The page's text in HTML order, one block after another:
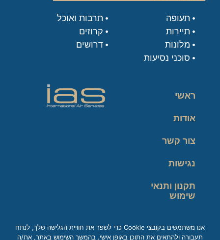
תעופה
תיירות
מלונות
סוכני נסיעות
תרבות ואוכל
קרוזים
דרושים
ראשי
אודות
צור קשר
נגישות
תקנון ותנאי
שימוש
אנו משתמשים בקובצי Cookie כדי לשפר את חוויית הגלישה שלך, לנתח
תעבורה ולהתאים את התוכן באופן אישי. בהמשך השימוש באתר, את/ה